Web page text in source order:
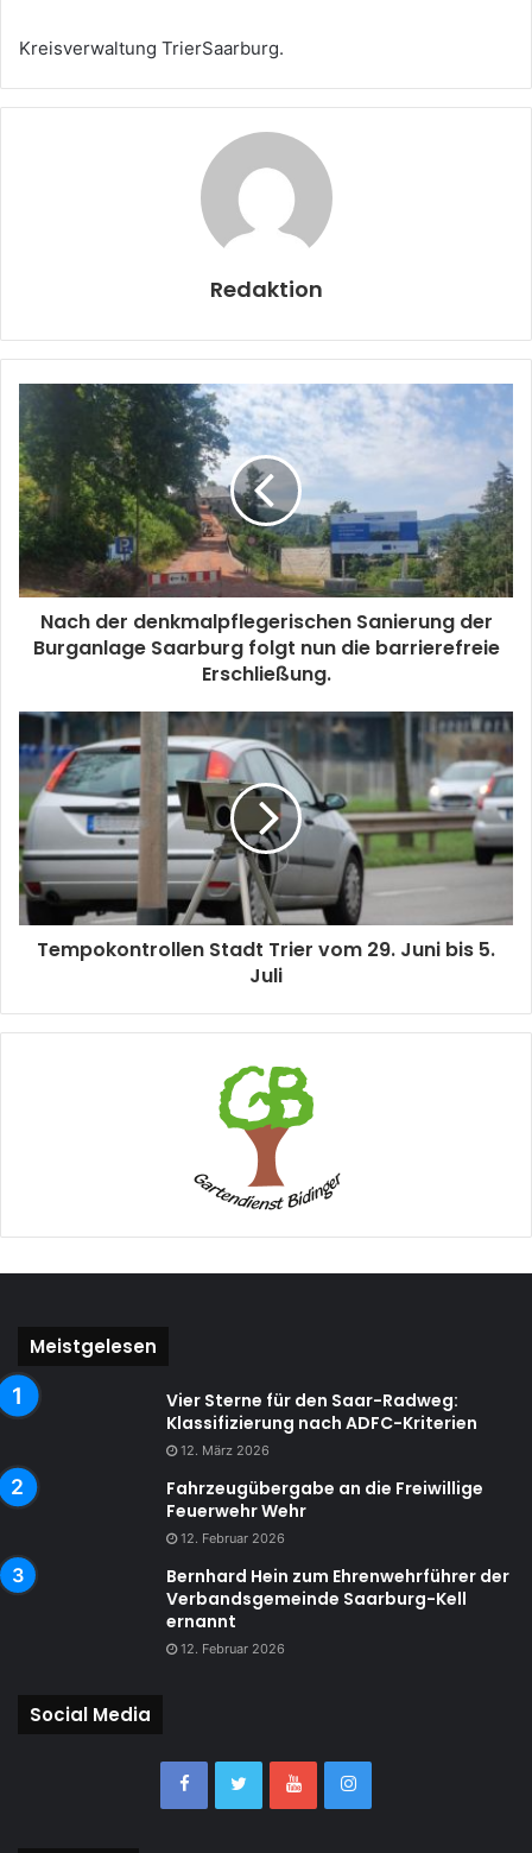
Kreisverwaltung TrierSaarburg.
Redaktion
Nach der denkmalpflegerischen Sanierung der
Burganlage Saarburg folgt nun die barrierefreie
Erschließung.
Tempokontrollen Stadt Trier vom 29. Juni bis 5.
Juli
Meistgelesen
Vier Sterne für den Saar-Radweg:
Klassifizierung nach ADFC-Kriterien
12. März 2026
Fahrzeugübergabe an die Freiwillige
Feuerwehr Wehr
12. Februar 2026
Bernhard Hein zum Ehrenwehrführer der
Verbandsgemeinde Saarburg-Kell
ernannt
12. Februar 2026
Social Media